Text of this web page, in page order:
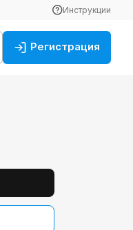
Инструкции
Регистрация